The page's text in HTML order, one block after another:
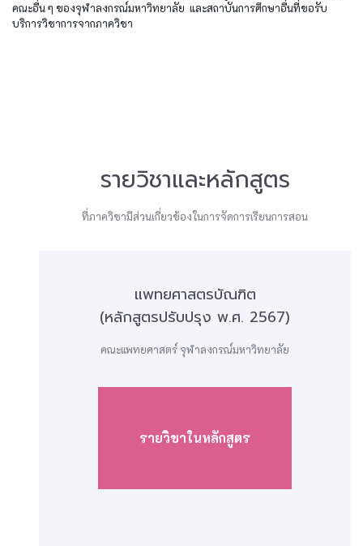
คณะอื่น ๆ ของจุฬาลงกรณ์มหาวิทยาลัย และสถาบันการศึกษาอื่นที่ขอรับ
บริการวิชาการจากภาควิชา
รายวิชาและหลักสูตร
ที่ภาควิชามีส่วนเกี่ยวข้องในการจัดการเรียนการสอน
แพทยศาสตรบัณฑิต
(หลักสูตรปรับปรุง พ.ศ. 2567)
คณะแพทยศาสตร์ จุฬาลงกรณ์มหาวิทยาลัย
รายวิชาในหลักสูตร